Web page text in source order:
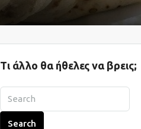
Τι άλλο θα ήθελες να βρεις;
Search